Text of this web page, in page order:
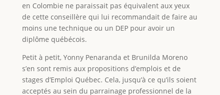
en Colombie ne paraissait pas équivalent aux yeux
de cette conseillère qui lui recommandait de faire au
moins une technique ou un DEP pour avoir un
diplôme québécois.
Petit à petit, Yonny Penaranda et Brunilda Moreno
s’en sont remis aux propositions d’emplois et de
stages d’Emploi Québec. Cela, jusqu’à ce qu’ils soient
acceptés au sein du parrainage professionnel de la